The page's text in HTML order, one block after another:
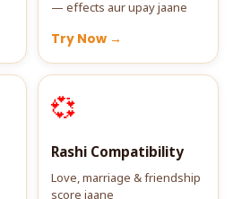
— effects aur upay jaane
Try Now →
💞
Rashi Compatibility
Love, marriage & friendship
score jaane